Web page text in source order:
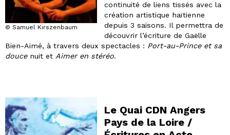
© Samuel Kirszenbaum
continuité de liens tissés avec la
création artistique haïtienne
depuis 3 saisons. Il permettra de
découvrir l’écriture de Gaëlle
Bien-Aimé, à travers deux spectacles : Port-au-Prince et sa
doucenuit et Aimer en stéréo.
Le Quai CDN Angers
Pays de la Loire /